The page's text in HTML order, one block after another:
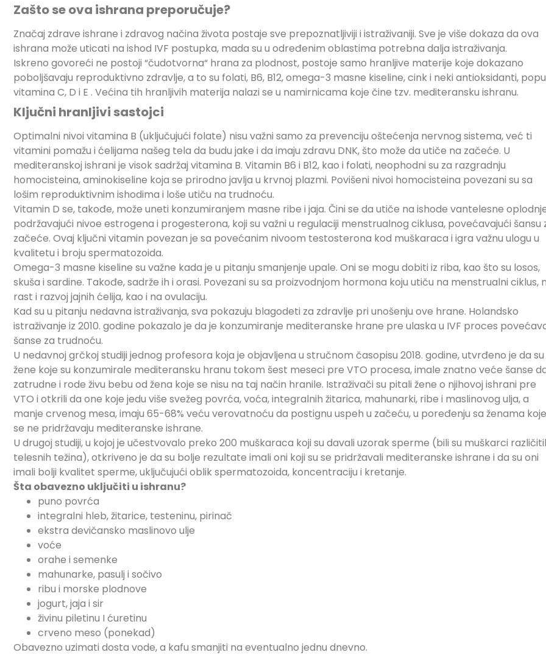
Zašto se ova ishrana preporučuje?
Značaj zdrave ishrane i zdravog načina života postaje sve prepoznatljiviji i istraživaniji. Sve je više dokaza da ova
ishrana može uticati na ishod IVF postupka, mada su u određenim oblastima potrebna dalja istraživanja.
Iskreno govoreći ne postoji “čudotvorna“ hrana za plodnost, postoje samo hranljive materije koje dokazano
poboljšavaju reproduktivno zdravlje, a to su folati, B6, B12, omega-3 masne kiseline, cink i neki antioksidanti,
vitamina C, D i E . Većina tih hranljivih materija nalazi se u namirnicama koje čine tzv. mediteransku ishranu.
Ključni hranljivi sastojci
Optimalni nivoi vitamina B (uključujući folate) nisu važni samo za prevenciju oštećenja nervnog sistema, već ti
vitamini pomažu i ćelijama našeg tela da budu jake i da imaju zdravu DNK, što može da utiče na začeće. U
mediteranskoj ishrani je visok sadržaj vitamina B. Vitamin B6 i B12, kao i folati, neophodni su za razgradnju
homocisteina, aminokiseline koja se prirodno javlja u krvnoj plazmi. Povišeni nivoi homocisteina povezani su sa
lošim reproduktivnim ishodima i loše utiču na trudnoću.
Vitamin D se, takođe, može uneti konzumiranjem masne ribe i jaja. Čini se da utiče na ishode vantelesne
podržavajući nivoe estrogena i progesterona, koji su važni u regulaciji menstrualnog ciklusa, povećavajući šansu
začeće. Ovaj ključni vitamin povezan je sa povećanim nivoom testosterona kod muškaraca i igra važnu ulogu u
kvalitetu i broju spermatozoida.
Omega-3 masne kiseline su važne kada je u pitanju smanjenje upale. Oni se mogu dobiti iz riba, kao što su losos,
skuša i sardine. Takođe, sadrže ih i orasi. Povezani su sa proizvodnjom hormona koju utiču na menstrualni ciklus,
rast i razvoj jajnih ćelija, kao i na ovulaciju.
Kad su u pitanju nedavna istraživanja, sva pokazuju blagodeti za zdravlje pri unošenju ove hrane. Holandsko
istraživanje iz 2010. godine pokazalo je da je konzumiranje mediteranske hrane pre ulaska u IVF proces
šanse za trudnoću.
U nedavnoj grčkoj studiji jednog profesora koja je objavljena u stručnom časopisu 2018. godine, utvrđeno je da su
žene koje su konzumirale mediteransku hranu tokom šest meseci pre VTO procesa, imale znatno veće šanse
zatrudne i rode živu bebu od žena koje se nisu na taj način hranile. Istraživači su pitali žene o njihovoj ishrani pre
VTO i otkrili da one koje jedu više svežeg povrća, voća, integralnih žitarica, mahunarki, ribe i maslinovog ulja, a
manje crvenog mesa, imaju 65-68% veću verovatnoću da postignu uspeh u začeću, u poređenju sa ženama koje
se ne pridržavaju mediteranske ishrane.
U drugoj studiji, u kojoj je učestvovalo preko 200 muškaraca koji su davali uzorak sperme (bili su muškarci
telesnih težina), otkriveno je da su bolje rezultate imali oni koji su se pridržavali mediteranske ishrane i da su oni
imali bolji kvalitet sperme, uključujući oblik spermatozoida, koncentraciju i kretanje.
Šta obavezno uključiti u ishranu?
puno povrća
integralni hleb, žitarice, testeninu, pirinač
ekstra devičansko maslinovo ulje
voće
orahe i semenke
mahunarke, pasulj i sočivo
ribu i morske plodnove
jogurt, jaja i sir
živinu piletinu I ćuretinu
crveno meso (ponekad)
Obavezno uzimati dosta vode, a kafu smanjiti na eventualno jednu dnevno.